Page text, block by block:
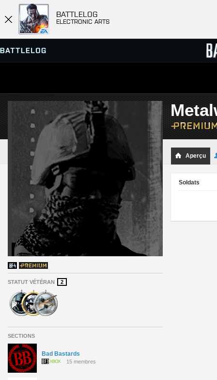
BATTLELOG
ELECTRONIC ARTS
SERVEURS
PARTIES
STATUT VÉTÉRAN 2
SECTIONS
Bad Bastards
15 membres
Aperçu
Soldats